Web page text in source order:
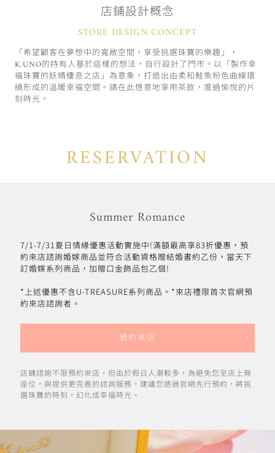
店鋪設計概念
STORE DESIGN CONCEPT
「希望顧客在夢想中的寬敞空間，享受挑選珠寶的樂趣」，
K.UNO的持有人基於這樣的想法，自行設計了門市。以「製作幸
福珠寶的妖精棲息之店」為意象，打造出由柔和鮭魚粉色曲線環
繞形成的溫暖幸福空間。請在此愜意地享用茶飲，度過愉悅的片
刻時光。
RESERVATION
Summer Romance
7/1-7/31夏日情緣優惠活動實施中!滿額最高享83折優惠，預
約來店諮詢婚嫁商品並符合活動資格贈結婚書約乙份，當天下
訂婚嫁系列商品，加贈口金飾品包乙個!
*上述優惠不含U-TREASURE系列商品。*來店禮限首次官網預
約來店諮詢者。
預約來店
店鋪諮詢不限預約來店，但由於假日人潮較多，為避免您至店上無
座位，與提供更完善的諮詢服務，建議您透過官網先行預約，將挑
選珠寶的時刻，幻化成幸福時光。